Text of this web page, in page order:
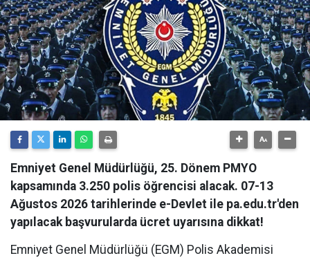
Emniyet Genel Müdürlüğü, 25. Dönem PMYO
kapsamında 3.250 polis öğrencisi alacak. 07-13
Ağustos 2026 tarihlerinde e-Devlet ile pa.edu.tr'den
yapılacak başvurularda ücret uyarısına dikkat!
Emniyet Genel Müdürlüğü (EGM) Polis Akademisi